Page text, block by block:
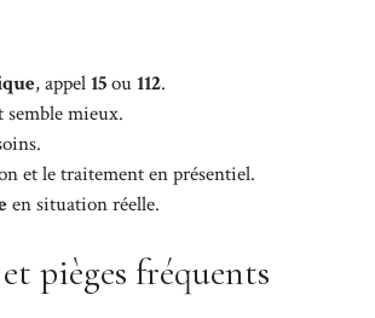
, appel15ou112.
semble mieux.
et le traitement en présentiel.
en situation réelle.
pièges fréquents